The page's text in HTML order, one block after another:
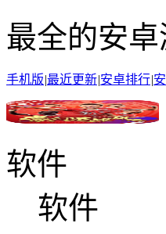
最全的安
手机版|最近更新|安卓排行|
软件
软件